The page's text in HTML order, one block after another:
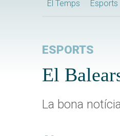
El Temps Esports
ESPORTS
El
La bona